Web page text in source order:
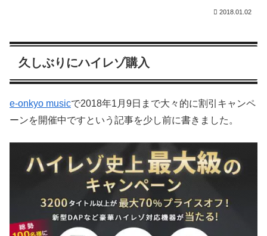
2018.01.02
久しぶりにハイレゾ購入
e-onkyo musicで2018年1月9日まで大々的に割引キャンペ
ーンを開催中ですという記事を少し前に書きました。